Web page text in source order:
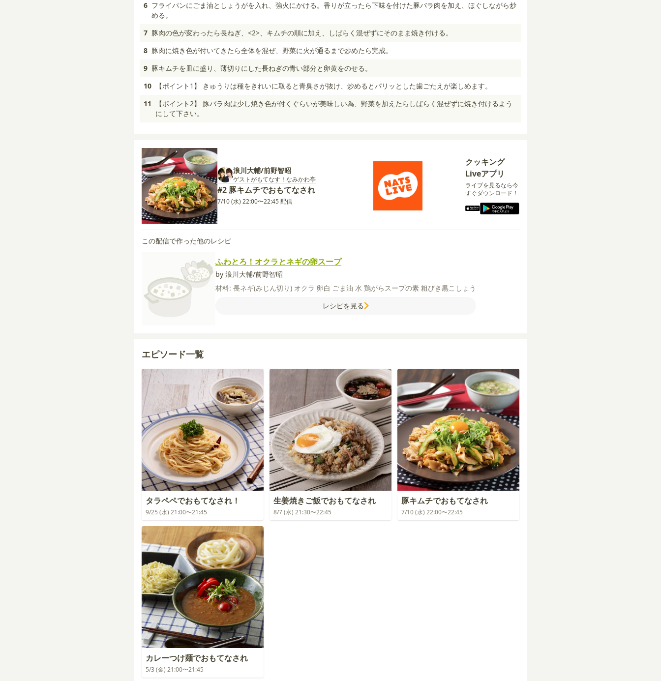
6 フライパンにごま油としょうがを入れ、強火にかける。香りが立ったら下味を付けた豚バラ肉を加え、ほぐしながら炒
める。
7 豚肉の色が変わったら長ねぎ、<2>、キムチの順に加え、しばらく混ぜずにそのまま焼き付ける。
8 豚肉に焼き色が付いてきたら全体を混ぜ、野菜に火が通るまで炒めたら完成。
9 豚キムチを皿に盛り、薄切りにした長ねぎの青い部分と卵黄をのせる。
10
【ポイント1】 きゅうりは種をきれいに取ると青臭さが抜け、炒めるとパリッとした歯ごたえが楽しめます。
11
【ポイント2】 豚バラ肉は少し焼き色が付くぐらいが美味しい為、野菜を加えたらしばらく混ぜずに焼き付けるよう
にして下さい。
浪川大輔/前野智昭
ゲストがもてなす！なみかわ亭
#2 豚キムチでおもてなされ
7/10 (水) 22:00〜22:45 配信
クッキング
Liveアプリ
ライブを見るなら今
すぐダウンロード！
この配信で作った他のレシピ
ふわとろ！オクラとネギの卵スープ
by 浪川大輔/前野智昭
材料: 長ネギ(みじん切り) オクラ 卵白 ごま油 水 鶏がらスープの素 粗びき黒こしょう
レシピを見る
エピソード一覧
タラペペでおもてなされ！
9/25 (水) 21:00〜21:45
生姜焼きご飯でおもてなされ
8/7 (水) 21:30〜22:45
豚キムチでおもてなされ
7/10 (水) 22:00〜22:45
カレーつけ麺でおもてなされ
5/3 (金) 21:00〜21:45